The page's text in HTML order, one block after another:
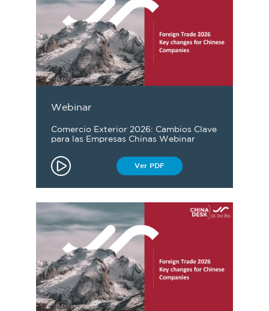
Webinar
Comercio Exterior 2026: Cambios Clave
para las Empresas Chinas Webinar
Ver PDF